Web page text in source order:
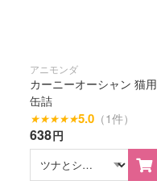
アニモンダ
カーニーオーシャン 猫用
缶詰
★★★★★5.0 （1件）
638円